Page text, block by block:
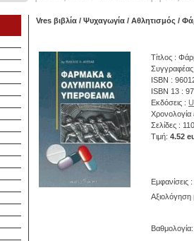
Vres βιβλία / Ψυχαγωγία / Αθλητισμός /
Τίτλος :
ISBN :
ISBN 13 :
Εκδόσεις :
Σελίδες : 110
Τιμή: 4.52
Εμφανίσεις
Αξιολόγηση